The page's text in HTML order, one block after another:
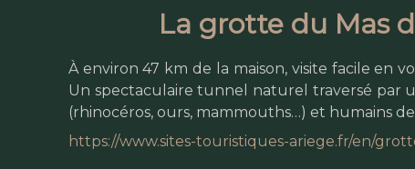
La grotte du Mas
À environ 47 km de la maison, visite facile en
Un spectaculaire tunnel naturel traversé par
(rhinocéros, ours, mammouths…) et humains
https://www.sites-touristiques-ariege.fr/en/